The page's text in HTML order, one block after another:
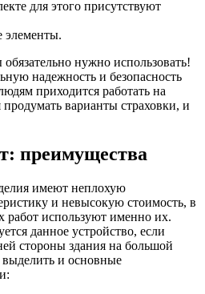
для этого присутствуют
элементы.
нужно использовать!
надежность и безопасность
приходится работать на
варианты страховки, и
преимущества
имеют неплохую
и невысокую стоимость, в
работ используют именно их.
данное устройство, если
стороны здания на большой
выделить и основные